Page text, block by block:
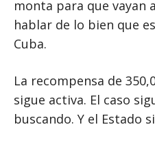
monta para que vayan
hablar de lo bien que
Cuba.
La recompensa de
sigue activa. El caso
buscando. Y el Estado